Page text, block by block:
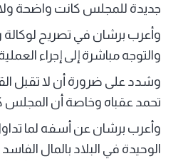
جديدة للمجلس كانت واضحة
وأعرب برشان في تصريح لوكالة
والتوجه مباشرة إلى إجراء
وشدد على ضرورة أن لا تقبل
تحمد عقباه وخاصة أن المجلس
وأعرب برشان عن أسفه لما